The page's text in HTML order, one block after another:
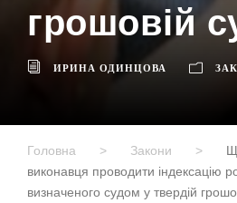
грошовій
ИРИНА ОДИНЦОВА
Головна > Закони >
виконавця проводити індексацію
визначеного судом у твердій